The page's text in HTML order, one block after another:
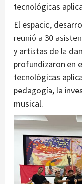
tecnológicas
El espacio,
reunió a 30
y artistas de la
profundizaron en
tecnológicas
pedagogía, la
musical.